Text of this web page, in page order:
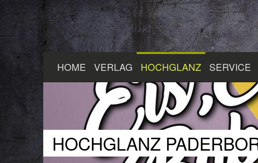
Hauptinhalt
HOME VERLAG HOCHGLANZ SERVICE
HOCHGLANZ